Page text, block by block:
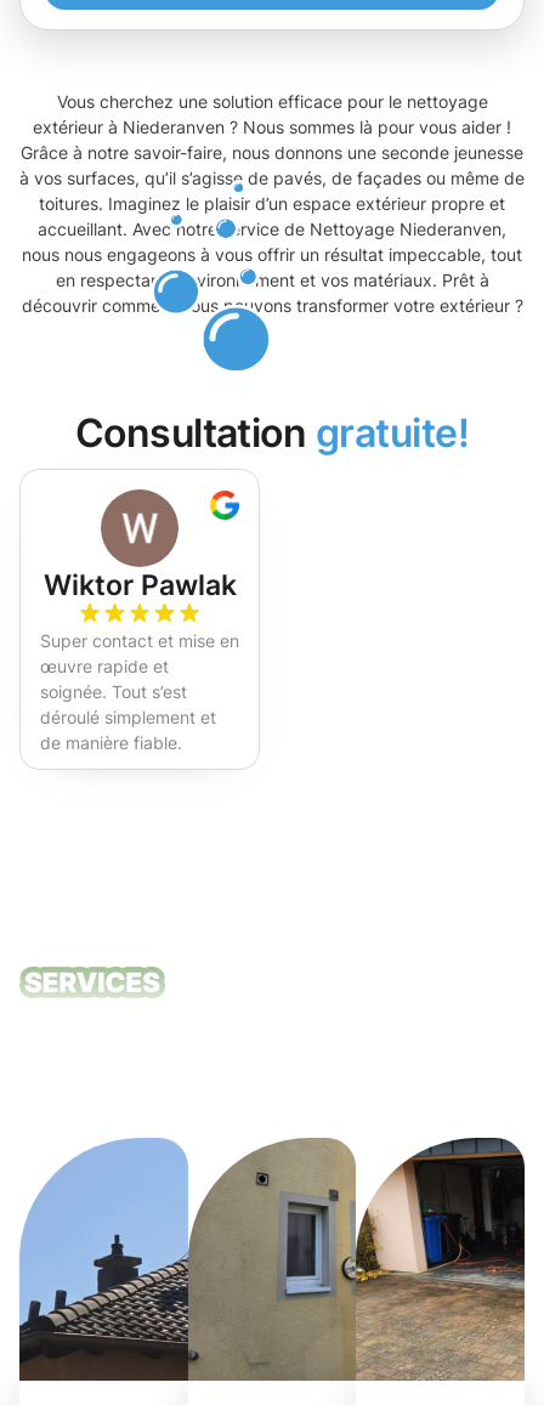
Vous cherchez une solution efficace pour le nettoyage
extérieur à Niederanven ? Nous sommes là pour vous aider !
Grâce à notre savoir-faire, nous donnons une seconde jeunesse
à vos surfaces, qu’il s’agisse de pavés, de façades ou même de
toitures. Imaginez le plaisir d’un espace extérieur propre et
accueillant. Avec notre service de Nettoyage Niederanven,
nous nous engageons à vous offrir un résultat impeccable, tout
en respectant l’environnement et vos matériaux. Prêt à
découvrir comment nous pouvons transformer votre extérieur ?
Consultation gratuite!
Wiktor Pawlak
Super contact et mise en
œuvre rapide et
soignée. Tout s’est
déroulé simplement et
de manière fiable.
Fortement recommandé !